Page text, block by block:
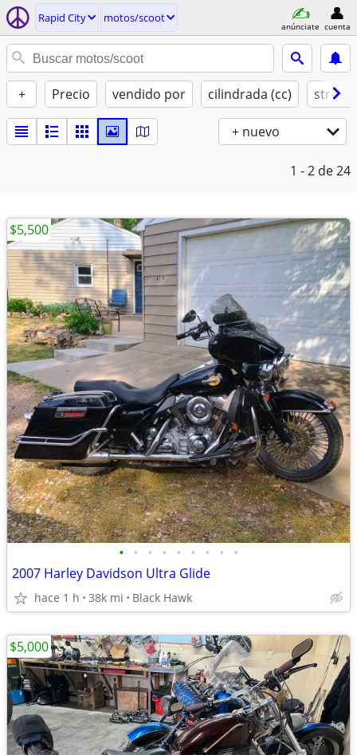
Rapid City motos/scoot
anúnciate cuenta
+ Precio vendido por cilindrada (cc) street
+ nuevo
1 - 2 de 24
• • • • • • • • •
2007 Harley Davidson Ultra Glide
hace 1 h 38k mi Black Hawk
$5,500
$5,000